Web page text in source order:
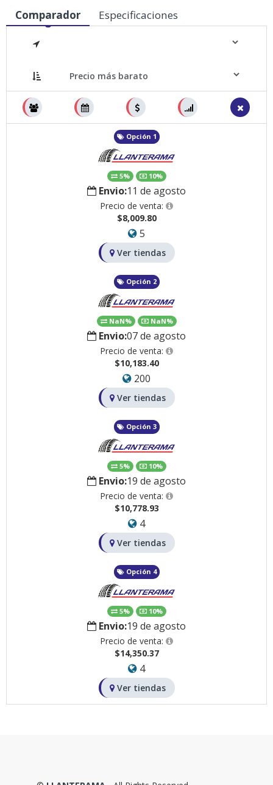
Medidas
Comparador Especificaciones
Opción 1
5% 10%
Envio:11 de agosto
Precio de venta:
$8,009.80
5
Ver tiendas
Opción 2
NaN% NaN%
Envio:07 de agosto
Precio de venta:
$10,183.40
200
Ver tiendas
Opción 3
5% 10%
Envio:19 de agosto
Precio de venta:
$10,778.93
4
Ver tiendas
Opción 4
5% 10%
Envio:19 de agosto
Precio de venta:
$14,350.37
4
Ver tiendas